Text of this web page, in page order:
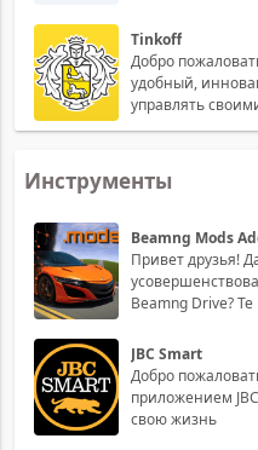
Tinkoff
Добро
удобный,
управлять
Инструменты
Beamng Mods
Привет друзья!
Beamng Drive? Те
JBC Smart
Добро
приложением
свою жизнь